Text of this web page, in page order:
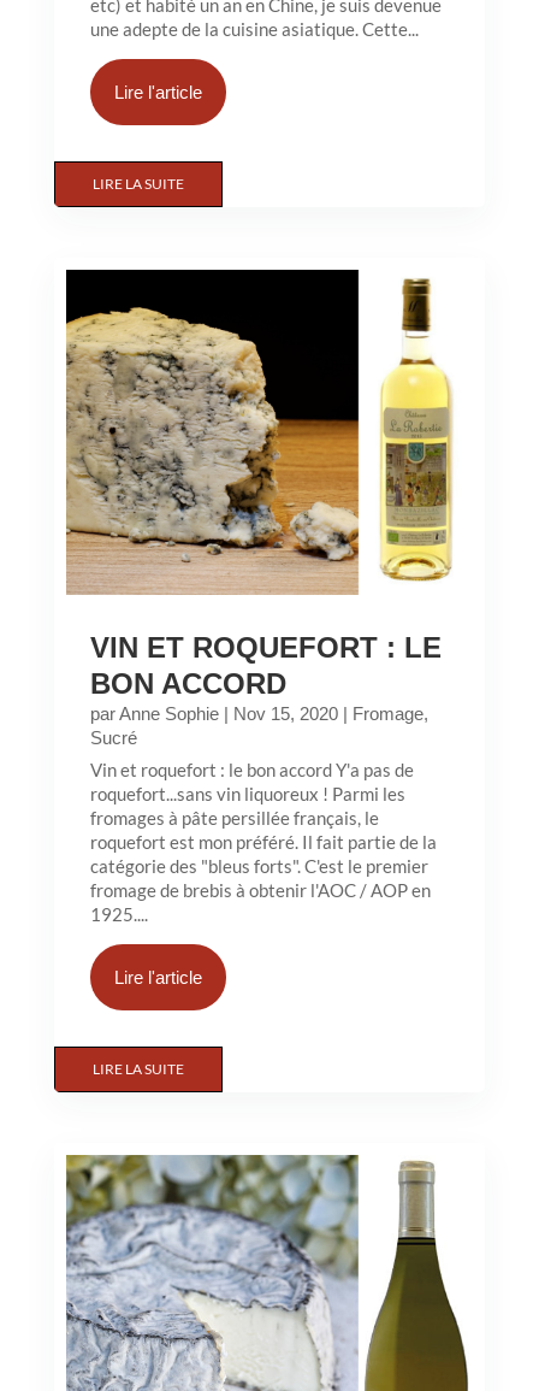
etc) et habité un an en Chine, je suis devenue
une adepte de la cuisine asiatique. Cette...
Lire l'article
LIRE LA SUITE
VIN ET ROQUEFORT : LE
BON ACCORD
parAnne Sophie| Nov 15, 2020| Fromage,
Sucré
Vin et roquefort : le bon accord Y'a pas de
roquefort...sans vin liquoreux ! Parmi les
fromages à pâte persillée français, le
roquefort est mon préféré. Il fait partie de la
catégorie des "bleus forts". C'est le premier
fromage de brebis à obtenir l'AOC / AOP en
1925....
Lire l'article
LIRE LA SUITE